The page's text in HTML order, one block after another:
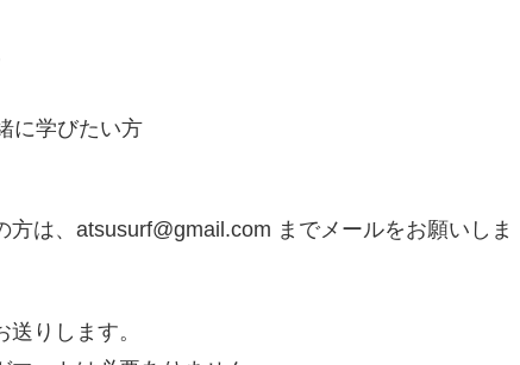
に学びたい方
は、atsusurf@gmail.com までメールをお願いしま
りします。